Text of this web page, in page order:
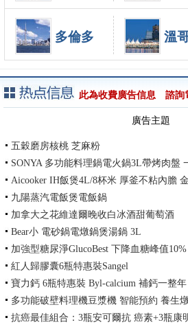
多倫多 溫
此為收費廣告信息 諮詢
廣告主題
五穀磨房核桃 芝麻粉
SONYA 多功能料理鍋電火鍋3L帶烤肉盤
Aicooker IH飯煲4L/8杯米 厚釜不粘內膽
九陽蒸汽電飯煲電飯鍋
加拿大之花維達爾晚收白冰酒甜葡萄酒
Bear小 電砂鍋電燉鍋煲湯鍋 3L
加強型糖尿淨GlucoBest 下降血糖峰值10%
紅人歸膠囊6瓶特惠裝Sangel
寶力鈣 6瓶特惠裝 Byl-calcium 補鈣一整
多功能破壁料理機豆漿機 智能預約 養生
抗癌最佳組合：3瓶安可爾抗 癌素+3瓶康